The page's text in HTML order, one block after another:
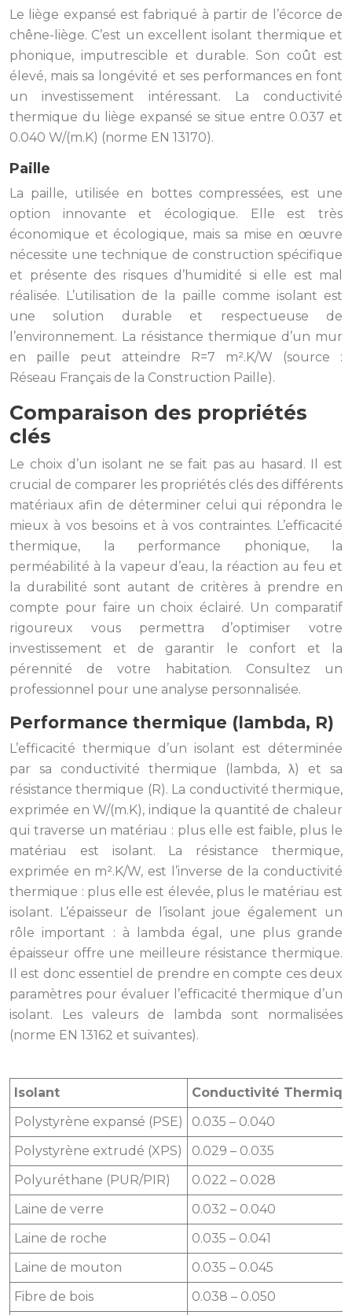
Le liège expansé est fabriqué à partir de l’écorce de
chêne-liège. C’est un excellent isolant thermique et
phonique, imputrescible et durable. Son coût est
élevé, mais sa longévité et ses performances en font
un investissement intéressant. La conductivité
thermique du liège expansé se situe entre 0.037 et
0.040 W/(m.K) (norme EN 13170).
Paille
La paille, utilisée en bottes compressées, est une
option innovante et écologique. Elle est très
économique et écologique, mais sa mise en œuvre
nécessite une technique de construction spécifique
et présente des risques d’humidité si elle est mal
réalisée. L’utilisation de la paille comme isolant est
une solution durable et respectueuse de
l’environnement. La résistance thermique d’un mur
en paille peut atteindre R=7 m².K/W (source :
Réseau Français de la Construction Paille).
Comparaison des propriétés
clés
Le choix d’un isolant ne se fait pas au hasard. Il est
crucial de comparer les propriétés clés des différents
matériaux afin de déterminer celui qui répondra le
mieux à vos besoins et à vos contraintes. L’efficacité
thermique, la performance phonique, la
perméabilité à la vapeur d’eau, la réaction au feu et
la durabilité sont autant de critères à prendre en
compte pour faire un choix éclairé. Un comparatif
rigoureux vous permettra d’optimiser votre
investissement et de garantir le confort et la
pérennité de votre habitation. Consultez un
professionnel pour une analyse personnalisée.
Performance thermique (lambda, R)
L’efficacité thermique d’un isolant est déterminée
par sa conductivité thermique (lambda, λ) et sa
résistance thermique (R). La conductivité thermique,
exprimée en W/(m.K), indique la quantité de chaleur
qui traverse un matériau : plus elle est faible, plus le
matériau est isolant. La résistance thermique,
exprimée en m².K/W, est l’inverse de la conductivité
thermique : plus elle est élevée, plus le matériau est
isolant. L’épaisseur de l’isolant joue également un
rôle important : à lambda égal, une plus grande
épaisseur offre une meilleure résistance thermique.
Il est donc essentiel de prendre en compte ces deux
paramètres pour évaluer l’efficacité thermique d’un
isolant. Les valeurs de lambda sont normalisées
(norme EN 13162 et suivantes).
Isolant
Conductivité
Polystyrène expansé (PSE)
0.035 – 0.040
Polystyrène extrudé (XPS)
0.029 – 0.035
Polyuréthane (PUR/PIR)
0.022 – 0.028
Laine de verre
0.032 – 0.040
Laine de roche
0.035 – 0.041
Laine de mouton
0.035 – 0.045
Fibre de bois
0.038 – 0.050